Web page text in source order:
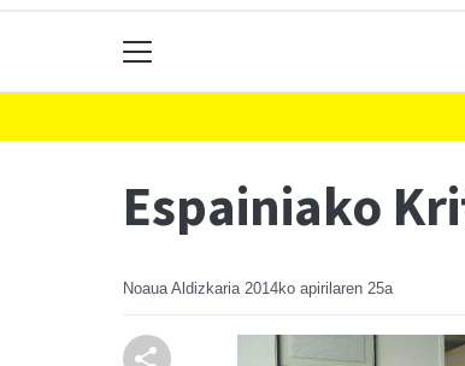
Espainiako
Noaua Aldizkaria 2014ko apirilaren 25a